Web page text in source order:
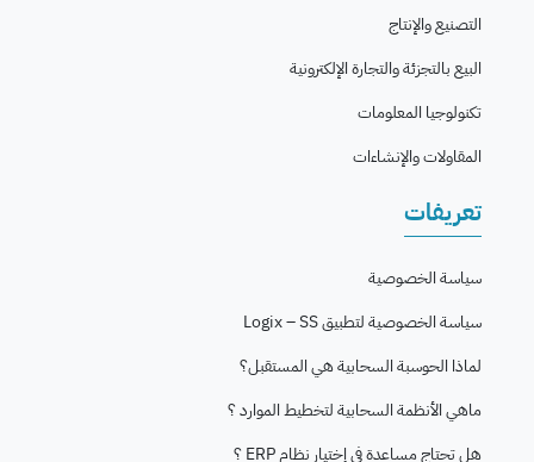
التصنيع والإنتاج
البيع بالتجزئة والتجارة الإلكترونية
تكنولوجيا المعلومات
المقاولات والإنشاءات
تعريفات
سياسة الخصوصية
سياسة الخصوصية لتطبيق Logix – SS
لماذا الحوسبة السحابية هي المستقبل؟
ماهي الأنظمة السحابية لتخطيط الموارد ؟
هل تحتاج مساعدة في إختيار نظام ERP ؟